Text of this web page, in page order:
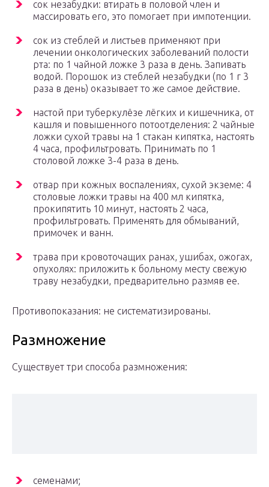
сок незабудки: втирать в половой член и
массировать его, это помогает при импотенции.
сок из стеблей и листьев применяют при
лечении онкологических заболеваний полости
рта: по 1 чайной ложке 3 раза в день. Запивать
водой. Порошок из стеблей незабудки (по 1 г 3
раза в день) оказывает то же самое действие.
настой при туберкулёзе лёгких и кишечника, от
кашля и повышенного потоотделения: 2 чайные
ложки сухой травы на 1 стакан кипятка, настоять
4 часа, профильтровать. Принимать по 1
столовой ложке 3-4 раза в день.
отвар при кожных воспалениях, сухой экземе: 4
столовые ложки травы на 400 мл кипятка,
прокипятить 10 минут, настоять 2 часа,
профильтровать. Применять для обмываний,
примочек и ванн.
трава при кровоточащих ранах, ушибах, ожогах,
опухолях: приложить к больному месту свежую
траву незабудки, предварительно размяв ее.
Противопоказания: не систематизированы.
Размножение
Существует три способа размножения:
семенами;